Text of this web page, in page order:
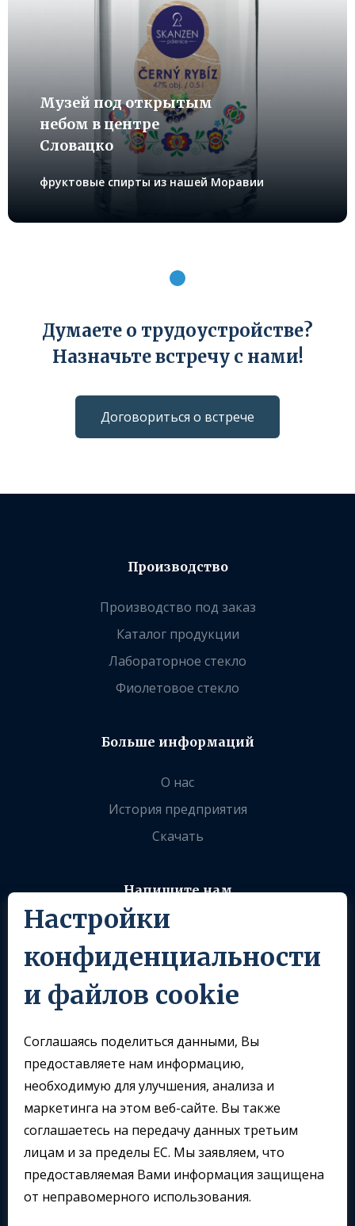
Музей под открытым
небом в центре
Словацко
фруктовые спирты из нашей Моравии
Думаете o трудоустройстве?
Назначьте встречу с нами!
Договориться о встрече
Производство
Производство под заказ
Каталог продукции
Лабораторное стекло
Фиолетовое стекло
Больше информаций
О нас
История предприятия
Скачать
Напишите нам
info@sklomoravia.com
Следуйте за нами
Настройки
конфиденциальности
и файлов cookie
Соглашаясь поделиться данными, Вы
предоставляете нам информацию,
необходимую для улучшения, анализа и
маркетинга на этом веб-сайте. Вы также
соглашаетесь на передачу данных третьим
лицам и за пределы ЕС. Мы заявляем, что
предоставляемая Вами информация защищена
от неправомерного использования.